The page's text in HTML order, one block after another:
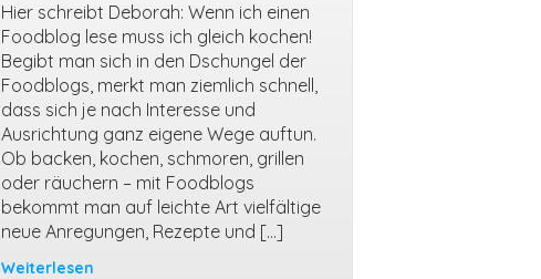
Hier schreibt Deborah: Wenn ich einen
Foodblog lese muss ich gleich kochen!
Begibt man sich in den Dschungel der
Foodblogs, merkt man ziemlich schnell,
dass sich je nach Interesse und
Ausrichtung ganz eigene Wege auftun.
Ob backen, kochen, schmoren, grillen
oder räuchern – mit Foodblogs
bekommt man auf leichte Art vielfältige
neue Anregungen, Rezepte und […]
Weiterlesen